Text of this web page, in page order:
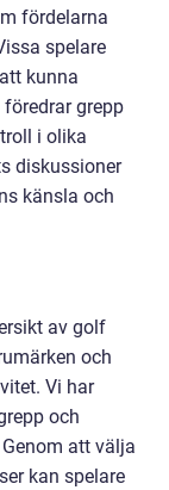
fördelarna
spelare
kunna
grepp
i olika
diskussioner
känsla och
av golf
och
Vi har
och
att välja
kan spelare